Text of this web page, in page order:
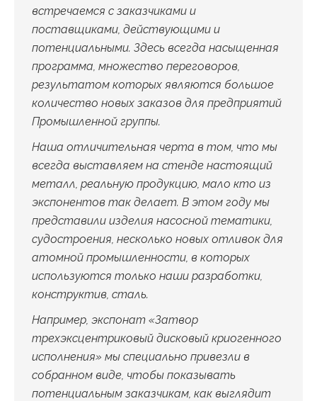
встречаемся с заказчиками и
поставщиками, действующими и
потенциальными. Здесь всегда насыщенная
программа, множество переговоров,
результатом которых являются большое
количество новых заказов для предприятий
Промышленной группы.
Наша отличительная черта в том, что мы
всегда выставляем на стенде настоящий
металл, реальную продукцию, мало кто из
экспонентов так делает. В этом году мы
представили изделия насосной тематики,
судостроения, несколько новых отливок для
атомной промышленности, в которых
используются только наши разработки,
конструктив, сталь.
Например, экспонат «Затвор
трехэксцентриковый дисковый криогенного
исполнения» мы специально привезли в
собранном виде, чтобы показывать
потенциальным заказчикам, как выглядит